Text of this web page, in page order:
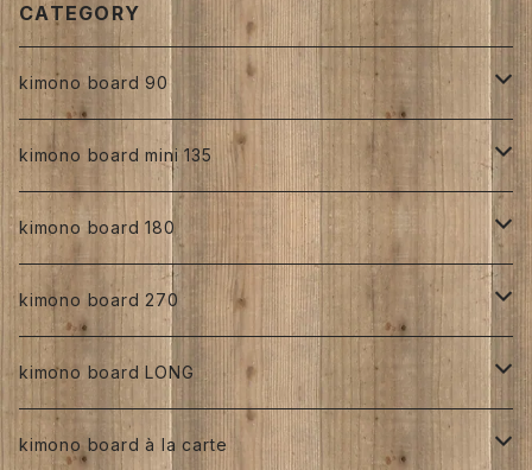
CATEGORY
kimono board 90
正絹
縮緬
kimono board mini 135
正絹
手書き
型染め
その他、紅型、ろうけつ等
人絹
手書き
型染め
その他
銘仙
kimono board 180
正絹
手書き
型染め
人絹
手書き
その他
kimono board 270
正絹
ろうけつ染め
人絹
kimono board LONG
正絹
kimono board à la carte